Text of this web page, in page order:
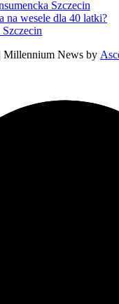
Szczecin
na wesele dla 40 latki?
| Millennium News by